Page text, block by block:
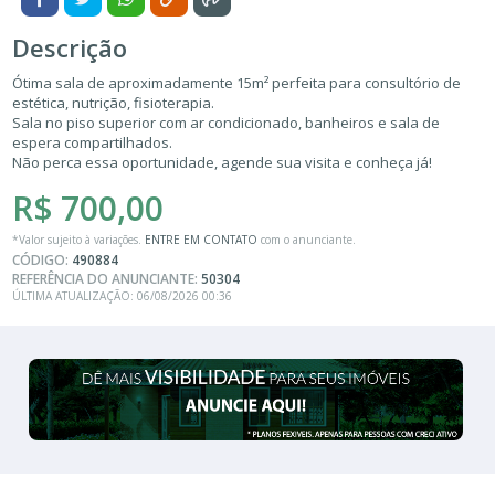
Descrição
Ótima sala de aproximadamente 15m² perfeita para consultório de
estética, nutrição, fisioterapia.
Sala no piso superior com ar condicionado, banheiros e sala de
espera compartilhados.
Não perca essa oportunidade, agende sua visita e conheça já!
R$ 700,00
*Valor sujeito à variações.ENTRE EM CONTATO